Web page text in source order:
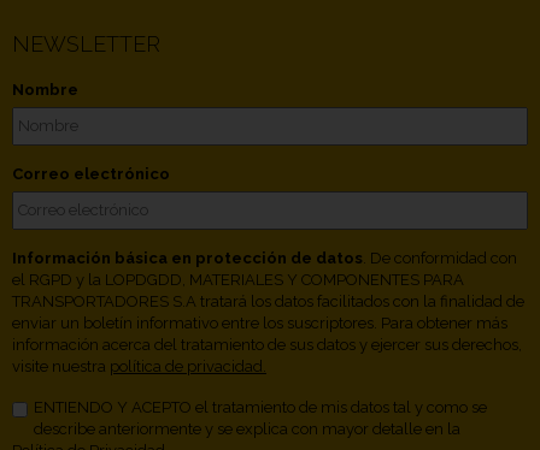
NEWSLETTER
Nombre
Correo electrónico
Información básica en protección de datos . De conformidad con
el RGPD y la LOPDGDD, MATERIALES Y COMPONENTES PARA
TRANSPORTADORES S.A tratará los datos facilitados con la finalidad de
enviar un boletín informativo entre los suscriptores. Para obtener más
información acerca del tratamiento de sus datos y ejercer sus derechos,
visite nuestra política de privacidad.
ENTIENDO Y ACEPTO el tratamiento de mis datos tal y como se
describe anteriormente y se explica con mayor detalle en la